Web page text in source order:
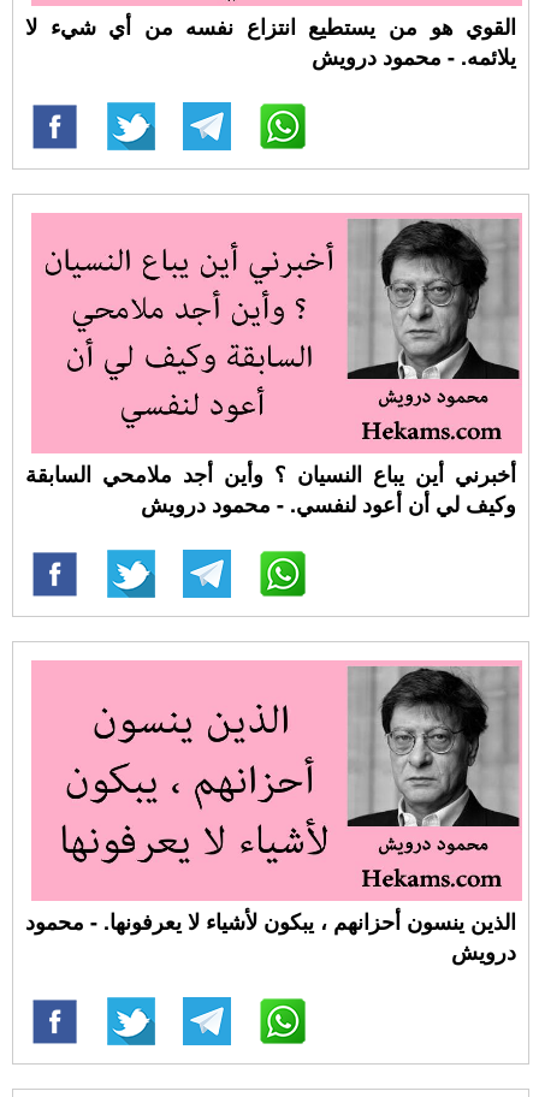
القوي هو من يستطيع انتزاع نفسه من أي شيء لا
يلائمه. - محمود درويش
أخبرني أين يباع النسيان ؟ وأين أجد ملامحي السابقة
وكيف لي أن أعود لنفسي. - محمود درويش
الذين ينسون أحزانهم ، يبكون لأشياء لا يعرفونها. - محمود
درويش